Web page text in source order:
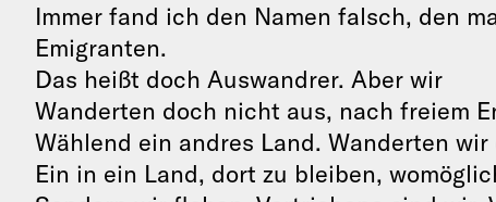
Immer fand ich den Namen falsch, den
Emigranten.
Das heißt doch Auswandrer. Aber wir
Wanderten doch nicht aus, nach freiem
Wählend ein andres Land. Wanderten
Ein in ein Land, dort zu bleiben,